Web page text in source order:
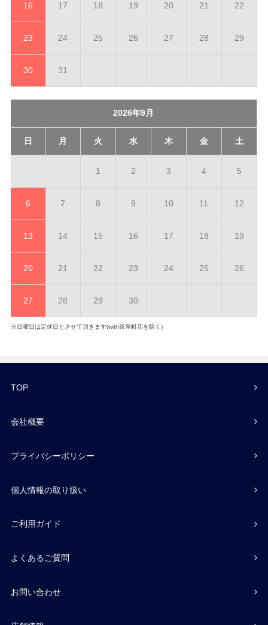
16 17 18 19 20 21 22
23 24 25 26 27 28 29
30 31
2026年9月
日 月 火 水 木 金 土
1 2 3 4 5
6 7 8 9 10 11 12
13 14 15 16 17 18 19
20 21 22 23 24 25 26
27 28 29 30
※日曜日は定休日とさせて頂きます(with茶屋町店を除く)
TOP
会社概要
プライバシーポリシー
個人情報の取り扱い
ご利用ガイド
よくあるご質問
お問い合わせ